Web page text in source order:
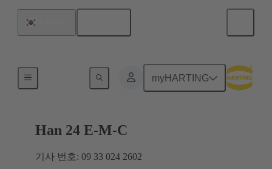
myHARTING
최대 16 A의 전류
Han 24 E-M-C
기사 번호: 09 33 024 2602